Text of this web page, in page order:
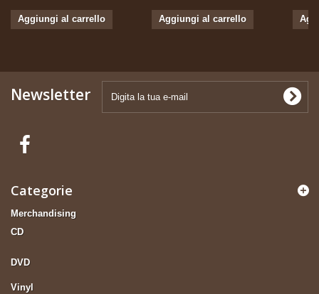
Aggiungi al carrello Aggiungi al carrello
Newsletter
Categorie
Merchandising
CD
DVD
Vinyl